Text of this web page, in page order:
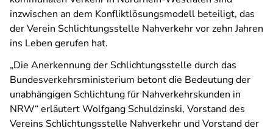
inzwischen an dem Konfliktlösungsmodell beteiligt, das
der Verein Schlichtungsstelle Nahverkehr vor zehn Jahren
ins Leben gerufen hat.
„Die Anerkennung der Schlichtungsstelle durch das
Bundesverkehrsministerium betont die Bedeutung der
unabhängigen Schlichtung für Nahverkehrskunden in
NRW“ erläutert Wolfgang Schuldzinski, Vorstand des
Vereins Schlichtungsstelle Nahverkehr und Vorstand der